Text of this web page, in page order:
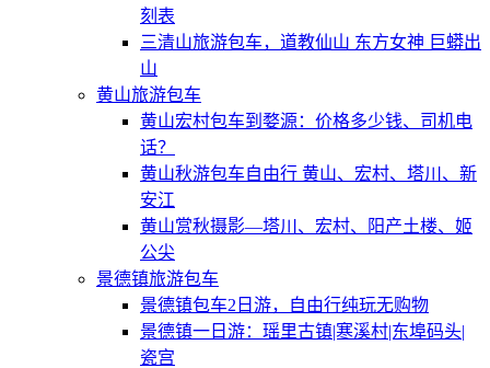
刻表
三清山旅游包车，道教仙山 东方女神 巨蟒出
山
黄山旅游包车
黄山宏村包车到婺源：价格多少钱、司机电
话？
黄山秋游包车自由行 黄山、宏村、塔川、新
安江
黄山赏秋摄影—塔川、宏村、阳产土楼、姬
公尖
景德镇旅游包车
景德镇包车2日游，自由行纯玩无购物
景德镇一日游：瑶里古镇|寒溪村|东埠码头|
瓷宫